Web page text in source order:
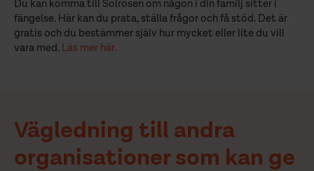
Du kan komma till Solrosen om någon i din familj sitter i
fängelse. Här kan du prata, ställa frågor och få stöd. Det är
gratis och du bestämmer själv hur mycket eller lite du vill
vara med. Läs mer här.
Vägledning till andra
organisationer som kan ge